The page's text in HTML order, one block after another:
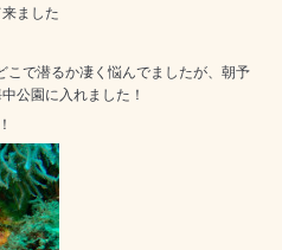
ました
こで潜るか凄く悩んでましたが、朝予
公園に入れました！